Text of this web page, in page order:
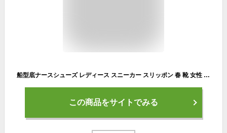
船型底ナースシューズ レディース スニーカー スリッポン 春 靴 女性 プラスサイズの靴 厚底靴 滑り止め 姿勢矯正 ダイエット 美脚 軽量 歩きやすい 疲れない ソフトソール 快適 ママ靴 ローファー ウォーキングシューズ 看護師 作業靴 婦人靴 通勤日常着 22.5cm-25.5cm
この商品をサイトでみる